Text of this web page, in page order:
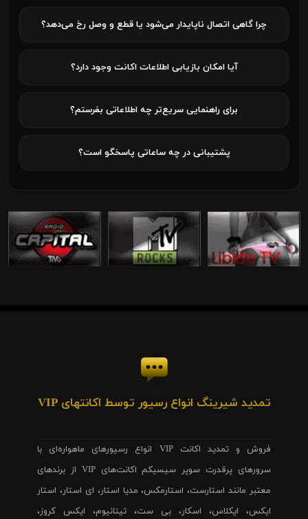
چرا گاهی اتصال ناپایدار می‌شود یا قطع و وصل رخ می‌دهد؟
آیا امکان بازیابی اطلاعات اکانت وجود دارد؟
برای راهنمایی سریع‌تر چه اطلاعاتی بفرستم؟
پشتیبانی در چه ساعاتی پاسخگو است؟
تمدید شیرینگ انواع رسیور توسط اکانتهای VIP
فروش و تمدید اکانت VIP انواع رسیورهای ماهواره‌ای با
سرورهای پرقدرت سوپر سیسیکم اکانت‌های VIP از برندهای
معتبر مانند استارست، استارمکس، مدیا استار، ای استار، استار
ایکس، ایکلاس، اسکار، بی ست، تیتانیوم، ایکس کروز،